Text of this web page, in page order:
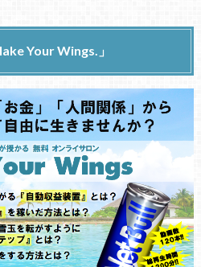
Your Wings.」